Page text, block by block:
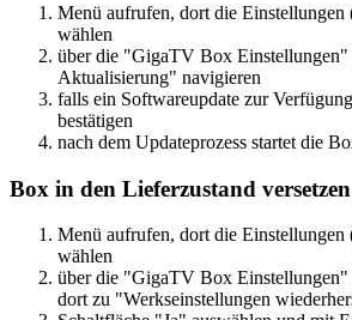
Menü aufrufen, dort die Einstellungen
wählen
über die "GigaTV Box
Aktualisierung" navigieren
falls ein Softwareupdate zur
bestätigen
nach dem Updateprozess startet die
Box in den Lieferzustand versetzen
Menü aufrufen, dort die Einstellungen
wählen
über die "GigaTV Box
dort zu "Werkseinstellungen